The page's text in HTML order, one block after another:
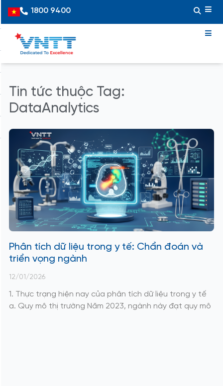
content
Vietnamese
1800 9400
Tin tức thuộc Tag:
DataAnalytics
Phân tích dữ liệu trong y tế: Chẩn đoán và
triển vọng ngành
12/01/2026
1. Thực trạng hiện nay của phân tích dữ liệu trong y tế
a. Quy mô thị trường Năm 2023, ngành này đạt quy mô